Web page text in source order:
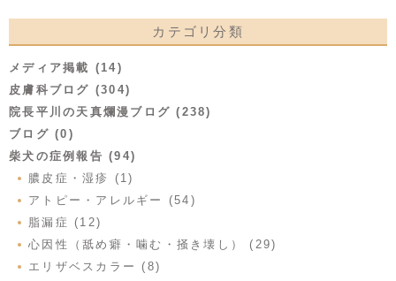
カテゴリ分類
メディア掲載 (14)
皮膚科ブログ (304)
院長平川の天真爛漫ブログ (238)
ブログ (0)
柴犬の症例報告 (94)
膿皮症・湿疹 (1)
アトピー・アレルギー (54)
脂漏症 (12)
心因性（舐め癖・噛む・掻き壊し） (29)
エリザベスカラー (8)